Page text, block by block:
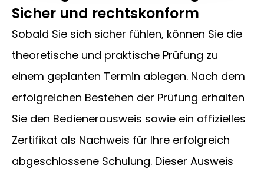
Sicher und rechtskonform
Sobald Sie sich sicher fühlen, können Sie die
theoretische und praktische Prüfung zu
einem geplanten Termin ablegen. Nach dem
erfolgreichen Bestehen der Prüfung erhalten
Sie den Bedienerausweis sowie ein offizielles
Zertifikat als Nachweis für Ihre erfolgreich
abgeschlossene Schulung. Dieser Ausweis